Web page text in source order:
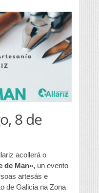
8 de
acollerá o
de Man», un evento
artesás e
de Galicia na Zona